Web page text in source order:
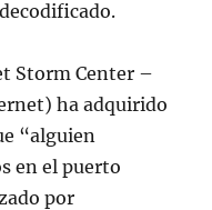
Storm Center –
ha adquirido
“alguien
en el puerto
por